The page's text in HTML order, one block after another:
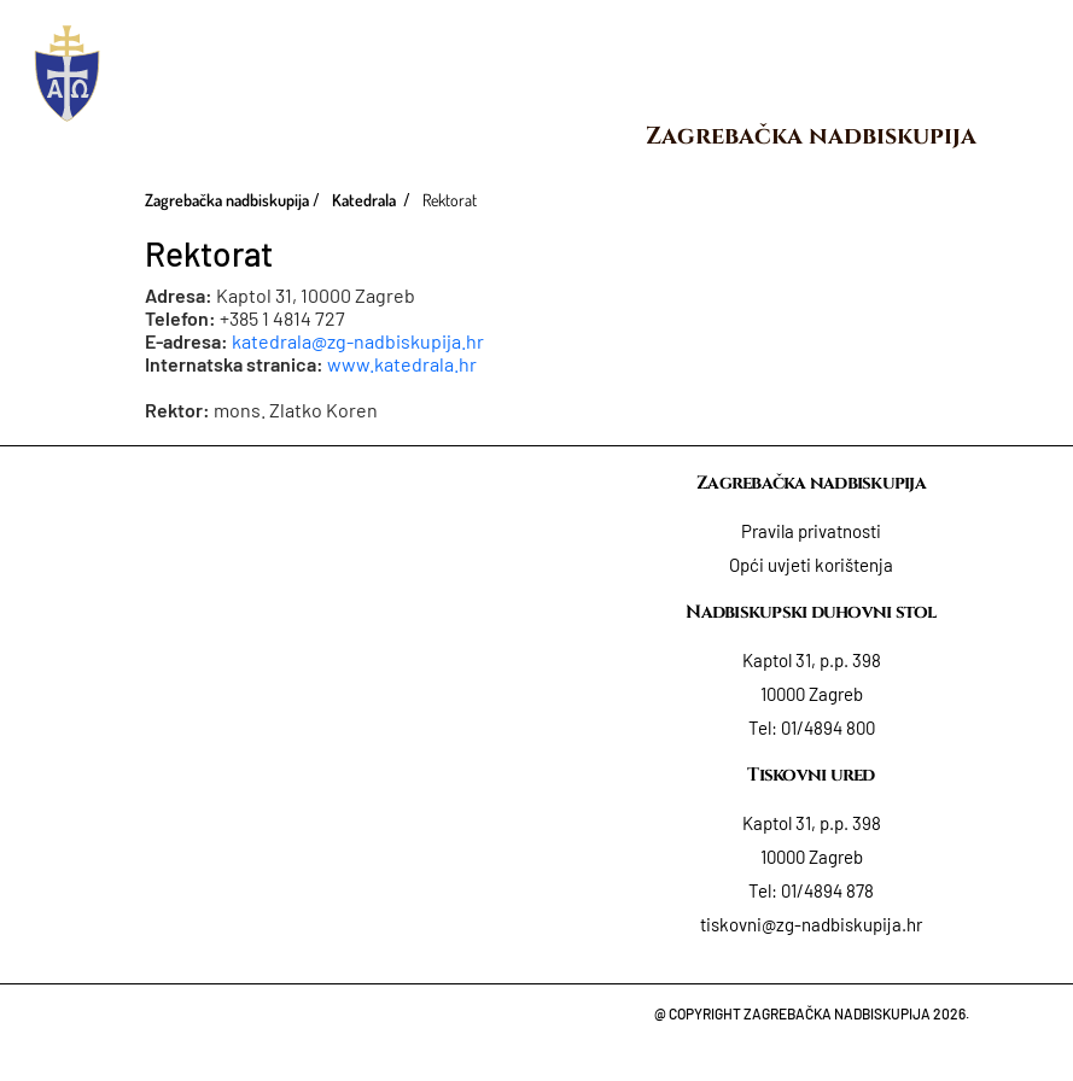
Zagrebačka nadbiskupija
Zagrebačka nadbiskupija Katedrala Rektorat
Rektorat
Adresa: Kaptol 31, 10000 Zagreb
Telefon: +385 1 4814 727
E-adresa: katedrala@zg-nadbiskupija.hr
Internatska stranica: www.katedrala.hr
Rektor: mons. Zlatko Koren
Zagrebačka nadbiskupija
Pravila privatnosti
Opći uvjeti korištenja
Nadbiskupski duhovni stol
Kaptol 31, p.p. 398
10000 Zagreb
Tel: 01/4894 800
Tiskovni ured
Kaptol 31, p.p. 398
10000 Zagreb
Tel: 01/4894 878
tiskovni@zg-nadbiskupija.hr
@ COPYRIGHT ZAGREBAČKA NADBISKUPIJA 2026.